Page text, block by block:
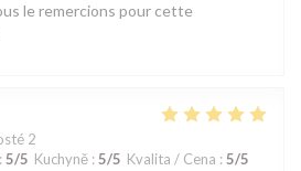
le remercions pour cette
2
: 5/5 Kuchyně : 5/5 Kvalita / Cena : 5/5